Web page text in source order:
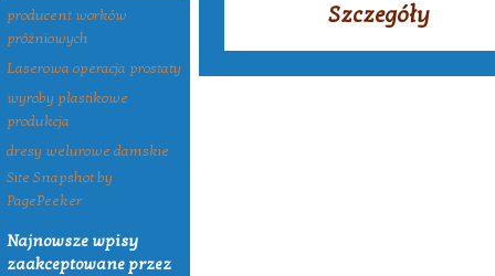
producent worków
próżniowych
Laserowa operacja prostaty
wyroby plastikowe
produkcja
dresy welurowe damskie
Site Snapshot by
PagePeeker
Najnowsze wpisy
zaakceptowane przez
Szczegóły